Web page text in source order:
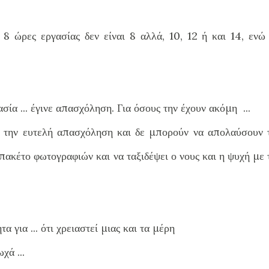
ώρες εργασίας δεν είναι 8 αλλά, 10, 12 ή και 14, ενώ
... έγινε απασχόληση. Για όσους την έχουν ακόμη ...
ευτελή απασχόληση και δε μπορούν να απολαύσουν
φωτογραφιών και να ταξιδέψει ο νους και η ψυχή με
για ... ότι χρειαστεί μιας και τα μέρη
...